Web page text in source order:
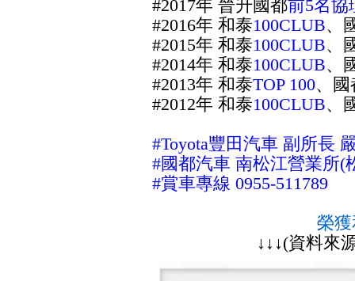
#2017年 晉升國都前5名協
#2016年 和泰100CLUB、
#2015年 和泰100CLUB、
#2014年 和泰100CLUB、
#2013年 和泰TOP 100、國
#2012年 和泰100CLUB、
#Toyota豐田汽車 副所長
#國都汽車南松江營業所(
#賞車專線 0955-511789
榮
↓↓↓(資料來